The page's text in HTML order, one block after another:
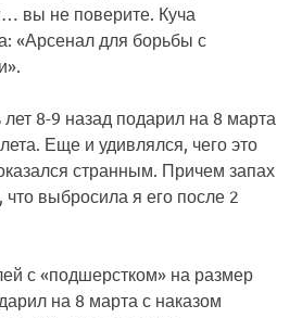
вы не поверите. Куча
«Арсенал для борьбы с
8-9 назад подарил на 8 марта
Еще и удивлялся, чего это
странным. Причем запах
выбросила я его после 2
с «подшерстком» на размер
на 8 марта с наказом